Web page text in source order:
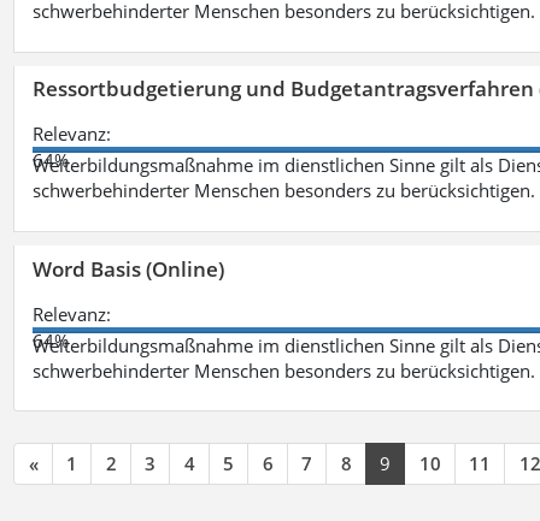
schwerbehinderter Menschen besonders zu berücksichtigen.
Ressortbudgetierung und Budgetantragsverfahren
Relevanz:
64%
Weiterbildungsmaßnahme im dienstlichen Sinne gilt als
schwerbehinderter Menschen besonders zu berücksichtigen.
Word Basis (Online)
Relevanz:
64%
Weiterbildungsmaßnahme im dienstlichen Sinne gilt als
schwerbehinderter Menschen besonders zu berücksichtigen.
« 1 2 3 4 5 6 7 8 9 10 11 12